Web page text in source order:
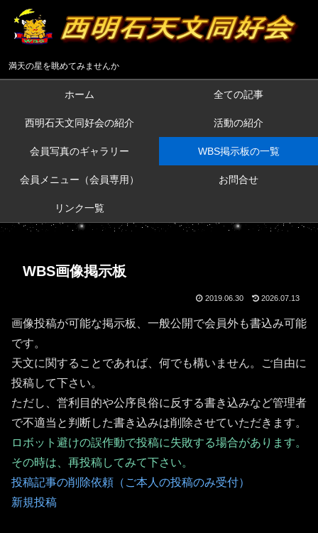
満天の星を眺めてみませんか
ホーム 全ての記事
西明石天文同好会の紹介 活動の紹介
会員写真のギャラリー WBS掲示板の一覧
会員メニュー（会員専用） お問合せ
リンク一覧
WBS画像掲示板
2019.06.30 2026.07.13
画像投稿が可能な掲示板、一般公開で会員外も書込み可能
です。
天文に関することであれば、何でも構いません。ご自由に
投稿して下さい。
ただし、営利目的や公序良俗に反する書き込みなど管理者
で不適当と判断した書き込みは削除させていただきます。
ロボット避けの誤作動で投稿に失敗する場合があります。
その時は、再投稿してみて下さい。
投稿記事の削除依頼（ご本人の投稿のみ受付）
新規投稿